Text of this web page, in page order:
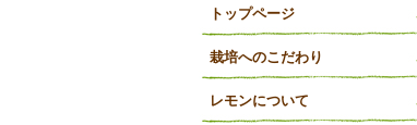
トップページ
栽培へのこだわり
レモンについて